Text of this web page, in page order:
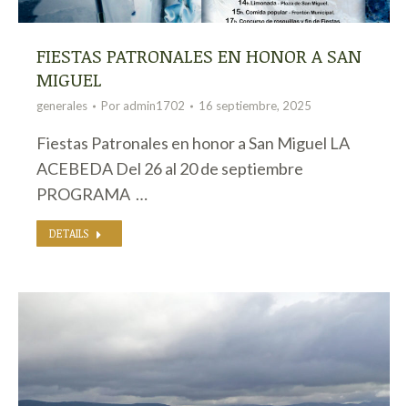
FIESTAS PATRONALES EN HONOR A SAN
MIGUEL
generales Por admin1702 16 septiembre, 2025
Fiestas Patronales en honor a San Miguel LA
ACEBEDA Del 26 al 20 de septiembre
PROGRAMA …
DETAILS